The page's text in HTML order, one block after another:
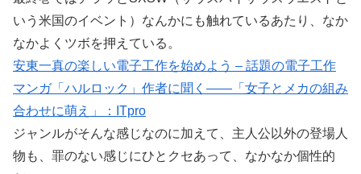
いう米国のイベント）なんかにも触れているあたり、なか
なかよくツボを押えている。
安東一真の楽しい電子工作を始めよう – 話題の電子工作
マンガ「ハルロック」作者に聞く――「女子とメカの組み
合わせに萌え」：ITpro
ジャンルがそんな感じなのに加えて、主人公以外の登場人
物も、罪のない感じにひとクセあって、なかなか個性的